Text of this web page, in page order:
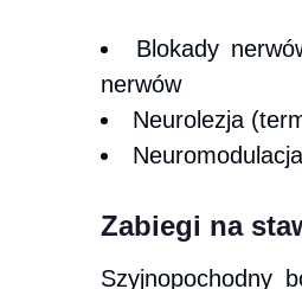
Blokady
nerwów
Neurolezja
Neuromodulacja
Zabiegi na
Szyjnopochodny